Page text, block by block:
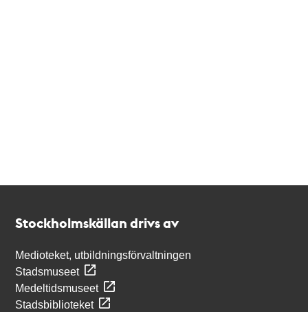
Stockholmskällan drivs av
Medioteket, utbildningsförvaltningen
Stadsmuseet
Medeltidsmuseet
Stadsbiblioteket